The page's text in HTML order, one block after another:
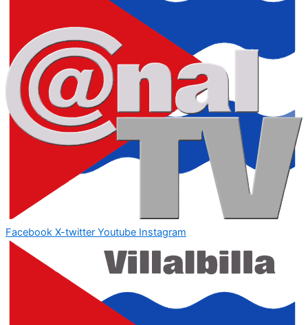
Facebook X-twitter Youtube Instagram